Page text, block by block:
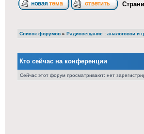
Список форумов » Радиовещание : аналоговои и
Кто сейчас на конференции
Сейчас этот форум просматривают: нет